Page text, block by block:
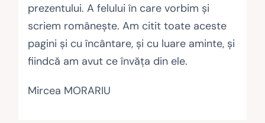
prezentului. A felului în care vorbim şi
scriem româneşte. Am citit toate aceste
pagini şi cu încântare, şi cu luare aminte, şi
fiindcă am avut ce învăţa din ele.
Mircea MORARIU